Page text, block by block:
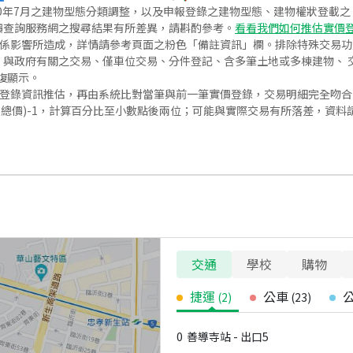
7月之建物型態分類調整，以及申報登錄之建物型態、建物權狀登載
詢服務網之搜尋結果有所差異，請斟酌參考。 看看我們如何推估實價
影響所造成，詳情請參考頁面之粉色「備註資訊」欄。排除特殊交易
政府有關之交易、僅車位交易、分件登記、含多筆土地或多棟建物、
顯示。
錄資訊推估，再由系統比對當筆與前一筆實價登錄，交易明細完全吻
價)-1，計算百分比至小數點後兩位；可能與實際交易有所落差，資料
交通 學校
購物
捷運 (2) 公車 (23)
0 善導寺站 - 出口5